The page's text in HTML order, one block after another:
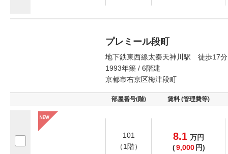
プレミール段町
地下鉄東西線太秦天神川駅 徒歩17分
1993年築 / 6階建
京都市右京区梅津段町
部屋番号(階) 賃料 (管理費等)
101
（1階）
8.1 万円
(9,000 円)